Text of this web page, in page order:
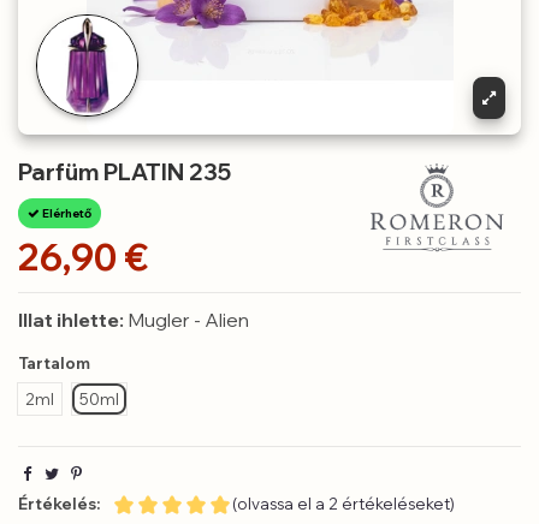
Parfüm PLATIN 235
Elérhető
26,90 €
Illat ihlette: Mugler - Alien
Tartalom
2ml
50ml
Értékelés: (olvassa el a 2 értékeléseket)